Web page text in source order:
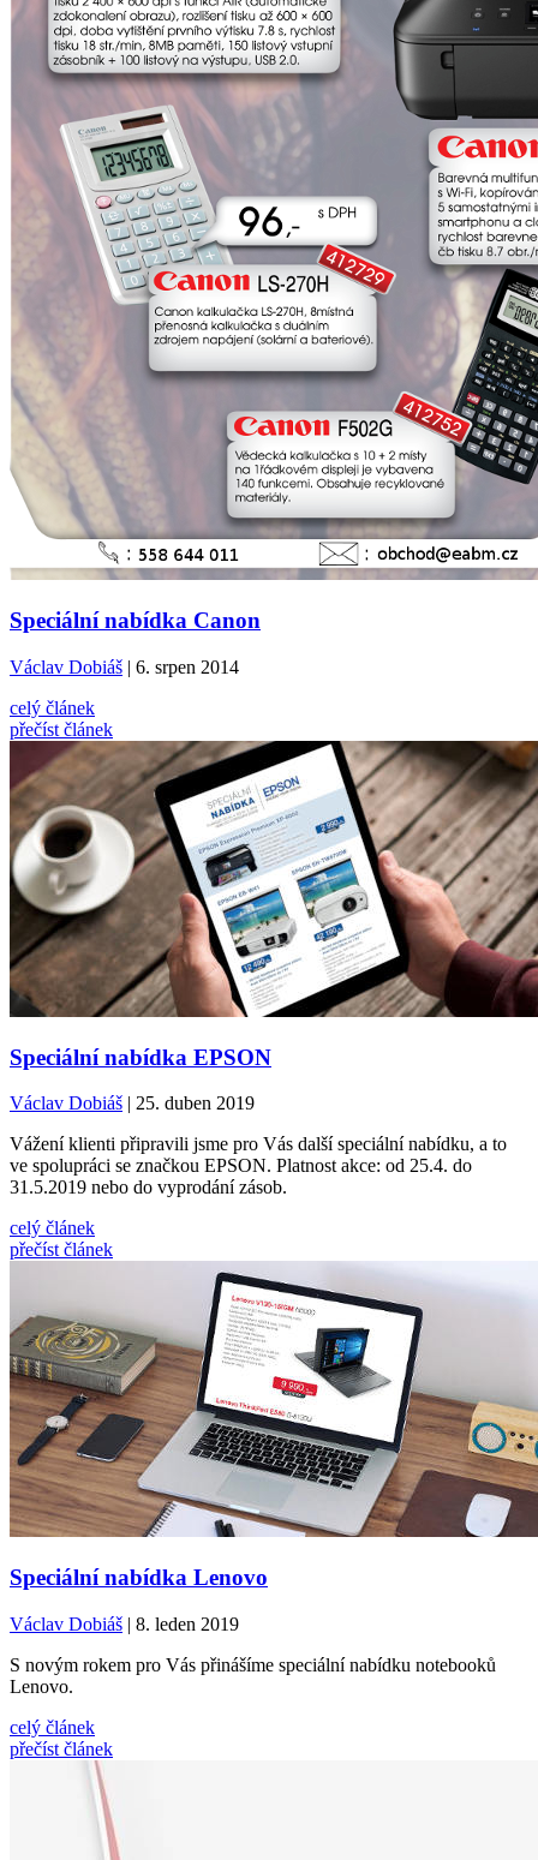
Speciální nabídka Canon
Václav Dobiáš | 6. srpen 2014
celý článek
přečíst článek
Speciální nabídka EPSON
Václav Dobiáš | 25. duben 2019
Vážení klienti připravili jsme pro Vás další speciální nabídku, a to
ve spolupráci se značkou EPSON. Platnost akce: od 25.4. do
31.5.2019 nebo do vyprodání zásob.
celý článek
přečíst článek
Speciální nabídka Lenovo
Václav Dobiáš | 8. leden 2019
S novým rokem pro Vás přinášíme speciální nabídku notebooků
Lenovo.
celý článek
přečíst článek